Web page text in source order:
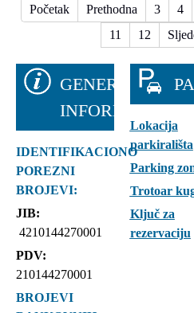
Početak Prethodna 3 4
11
12
GENERALNE
INFORMACIJE
IDENTIFIKACIONO
POREZNI
BROJEVI:
JIB:
4210144270001
PDV:
210144270001
BROJEVI
Lokacija
parkirališta
Parking
Trotoar
Ključ za
rezervaciju